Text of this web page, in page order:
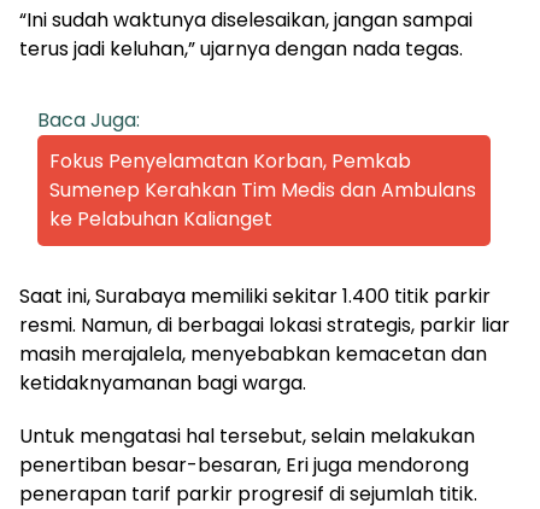
“Ini sudah waktunya diselesaikan, jangan sampai
terus jadi keluhan,” ujarnya dengan nada tegas.
Baca Juga:
Fokus Penyelamatan Korban, Pemkab
Sumenep Kerahkan Tim Medis dan Ambulans
ke Pelabuhan Kalianget
Saat ini, Surabaya memiliki sekitar 1.400 titik parkir
resmi. Namun, di berbagai lokasi strategis, parkir liar
masih merajalela, menyebabkan kemacetan dan
ketidaknyamanan bagi warga.
Untuk mengatasi hal tersebut, selain melakukan
penertiban besar-besaran, Eri juga mendorong
penerapan tarif parkir progresif di sejumlah titik.